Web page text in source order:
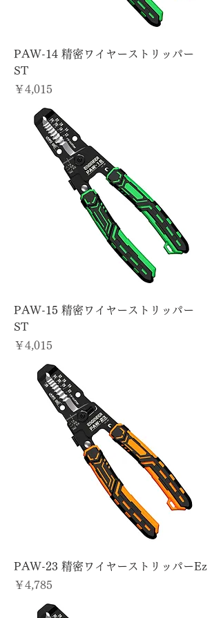
PAW-14 精密ワイヤーストリッパー
ST
価格
￥4,015
PAW-15 精密ワイヤーストリッパー
ST
価格
￥4,015
PAW-23 精密ワイヤーストリッパーEz
価格
￥4,785